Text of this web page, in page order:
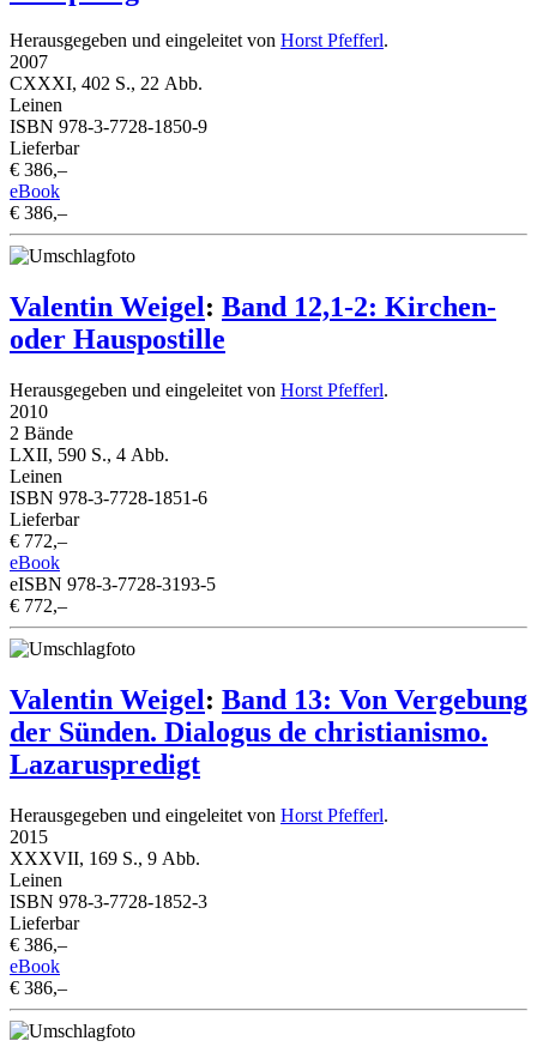
Herausgegeben und eingeleitet von Horst Pfefferl.
2007
CXXXI, 402 S., 22 Abb.
Leinen
ISBN 978-3-7728-1850-9
Lieferbar
€ 386,–
eBook
€ 386,–
Valentin Weigel: Band 12,1-2: Kirchen-
oder Hauspostille
Herausgegeben und eingeleitet von Horst Pfefferl.
2010
2 Bände
LXII, 590 S., 4 Abb.
Leinen
ISBN 978-3-7728-1851-6
Lieferbar
€ 772,–
eBook
eISBN 978-3-7728-3193-5
€ 772,–
Valentin Weigel : Band 13: Von Vergebung
der Sünden. Dialogus de christianismo.
Lazaruspredigt
Herausgegeben und eingeleitet von Horst Pfefferl.
2015
XXXVII, 169 S., 9 Abb.
Leinen
ISBN 978-3-7728-1852-3
Lieferbar
€ 386,–
eBook
€ 386,–